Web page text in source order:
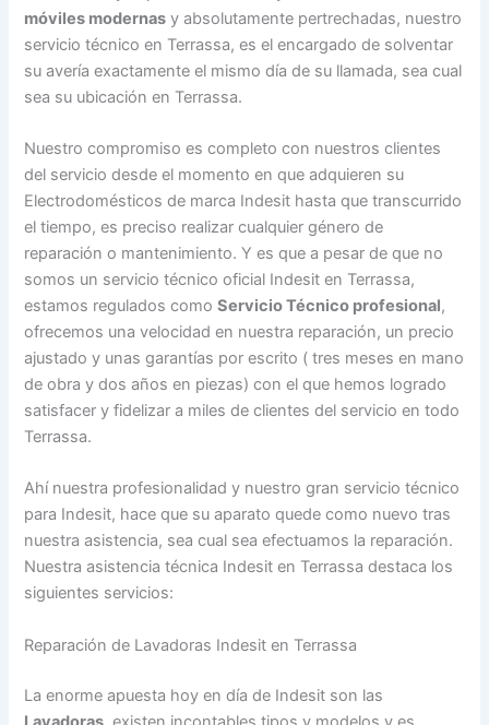
móviles modernas y absolutamente pertrechadas, nuestro
servicio técnico en Terrassa, es el encargado de solventar
su avería exactamente el mismo día de su llamada, sea cual
sea su ubicación en Terrassa.
Nuestro compromiso es completo con nuestros clientes
del servicio desde el momento en que adquieren su
Electrodomésticos de marca Indesit hasta que transcurrido
el tiempo, es preciso realizar cualquier género de
reparación o mantenimiento. Y es que a pesar de que no
somos un servicio técnico oficial Indesit en Terrassa,
estamos regulados comoServicio Técnico profesional,
ofrecemos una velocidad en nuestra reparación, un precio
ajustado y unas garantías por escrito ( tres meses en mano
de obra y dos años en piezas) con el que hemos logrado
satisfacer y fidelizar a miles de clientes del servicio en todo
Terrassa.
Ahí nuestra profesionalidad y nuestro gran servicio técnico
para Indesit, hace que su aparato quede como nuevo tras
nuestra asistencia, sea cual sea efectuamos la reparación.
Nuestra asistencia técnica Indesit en Terrassa destaca los
siguientes servicios:
Reparación de Lavadoras Indesit en Terrassa
La enorme apuesta hoy en día de Indesit son las